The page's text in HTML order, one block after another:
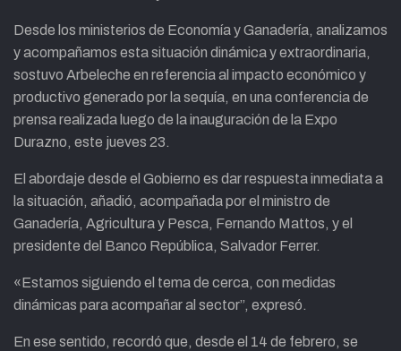
Desde los ministerios de Economía y Ganadería, analizamos
y acompañamos esta situación dinámica y extraordinaria,
sostuvo Arbeleche en referencia al impacto económico y
productivo generado por la sequía, en una conferencia de
prensa realizada luego de la inauguración de la Expo
Durazno, este jueves 23.
El abordaje desde el Gobierno es dar respuesta inmediata a
la situación, añadió, acompañada por el ministro de
Ganadería, Agricultura y Pesca, Fernando Mattos, y el
presidente del Banco República, Salvador Ferrer.
«Estamos siguiendo el tema de cerca, con medidas
dinámicas para acompañar al sector”, expresó.
En ese sentido, recordó que, desde el 14 de febrero, se